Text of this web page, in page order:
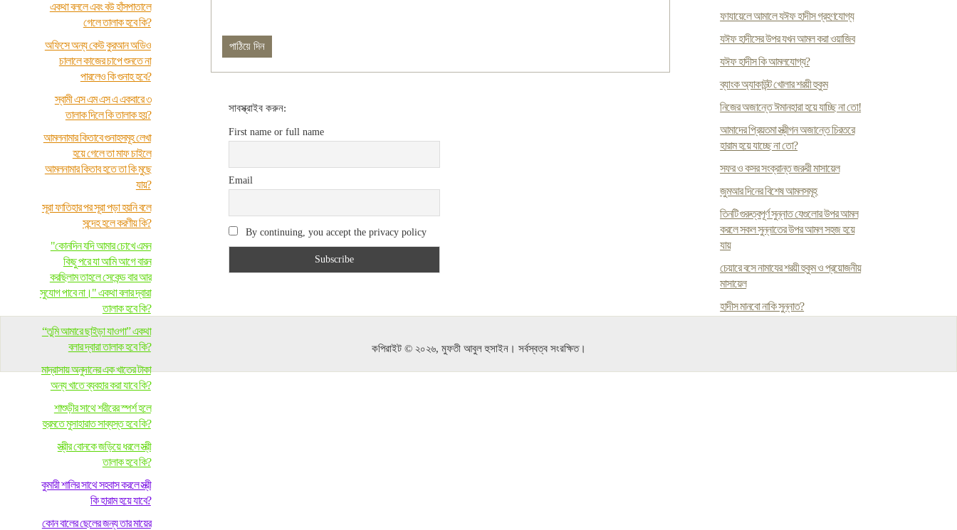
একথা বললে এবং বউ হাঁসপাতালে
গেলে তালাক হবে কি?
অফিসে অন্য কেউ কুরআন অডিও
চালালে কাজের চাপে শুনতে না
পারলেও কি গুনাহ হবে?
স্বামী এস এম এস এ একবারে ৩
তালাক দিলে কি তালাক হয়?
আমলনামার কিতাবে গুনাহসমূহ লেখা
হয়ে গেলে তা মাফ চাইলে
আমলনামার কিতাব হতে তা কি মুছে
যায়?
সূরা ফাতিহার পর সূরা পড়া হয়নি বলে
সন্দেহ হলে করণীয় কি?
"কোনদিন যদি আমার চোখে এমন
কিছু পরে যা আমি আগে বারন
করছিলাম তাহলে সেকেন্ড বার আর
সুযোগ পাবে না।" একথা বলার দ্বারা
তালাক হবে কি?
“তুমি আমারে ছাইড়া যাওগা” একথা
বলার দ্বারা তালাক হবে কি?
মাদ্রাসায় অনুদানের এক খাতের টাকা
অন্য খাতে ব্যবহার করা যাবে কি?
শাশুড়ীর সাথে শরীরের স্পর্শ হলে
হুরমতে মুসাহারাত সাব্যস্ত হবে কি?
স্ত্রীর বোনকে জড়িয়ে ধরলে স্ত্রী
তালাক হবে কি?
কুমারী শালির সাথে সহবাস করলে স্ত্রী
কি হারাম হয়ে যাবে?
কোন বালের ছেলের জন্য তার মায়ের
সাবস্ক্রাইব করুন:
First name or full name
Email
By continuing, you accept the privacy policy
ফাযায়েলে আমালে যঈফ হাদীস গ্রহণযোগ্য
যঈফ হাদীসের উপর যখন আমল করা ওয়াজিব
যঈফ হাদীস কি আমলযোগ্য?
ব্যাংক অ্যাকাউন্ট খোলার শর‍য়ী হুকুম
নিজের অজান্তে ঈমানহারা হয়ে যাচ্ছি না তো!
আমাদের প্রিয়তমা স্ত্রীগন অজান্তে চিরতরে
হারাম হয়ে যাচ্ছে না তো?
সফর ও কসর সংক্রান্ত জরুরী মাসায়েল
জুমআর দিনের বিশেষ আমলসমূহ
তিনটি গুরুত্বপূর্ণ সুন্নাত যেগুলোর উপর আমল
করলে সকল সুন্নাতের উপর আমল সহজ হয়ে
যায়
চেয়ারে বসে নামাযের শরয়ী হুকুম ও প্রয়োজনীয়
মাসায়েল
হাদীস মানবো নাকি সুন্নাত?
কপিরাইট © ২০২৬, মুফতী আবুল হুসাইন। সর্বস্বত্ব সংরক্ষিত।